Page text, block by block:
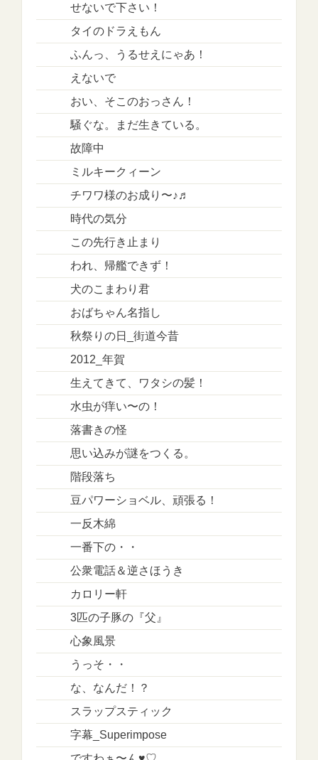
せないで下さい！
タイのドラえもん
ふんっ、うるせえにゃあ！
えないで
おい、そこのおっさん！
騒ぐな。まだ生きている。
故障中
ミルキークィーン
チワワ様のお成り〜♪♬
時代の気分
この先行き止まり
われ、帰艦できず！
犬のこまわり君
おばちゃん名指し
秋祭りの日_街道今昔
2012_年賀
生えてきて、ワタシの髪！
水虫が痒い〜の！
落書きの怪
思い込みが謎をつくる。
階段落ち
豆パワーショベル、頑張る！
一反木綿
一番下の・・
公衆電話＆逆さほうき
カロリー軒
3匹の子豚の『父』
心象風景
うっそ・・
な、なんだ！？
スラップスティック
字幕_Superimpose